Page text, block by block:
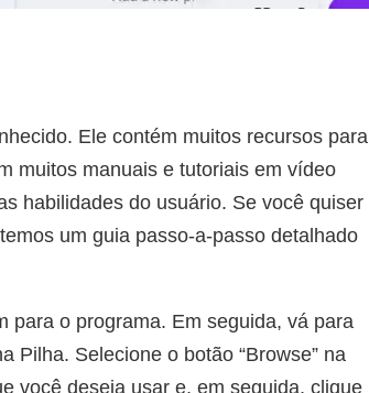
Ele contém muitos recursos para
muitos manuais e tutoriais em vídeo
habilidades do usuário. Se você quiser
um guia passo-a-passo detalhado
para o programa. Em seguida, vá para
Pilha. Selecione o botão “Browse” na
você deseja usar e, em seguida, clique